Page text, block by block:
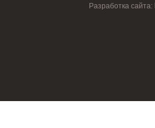
Разработка сайта: